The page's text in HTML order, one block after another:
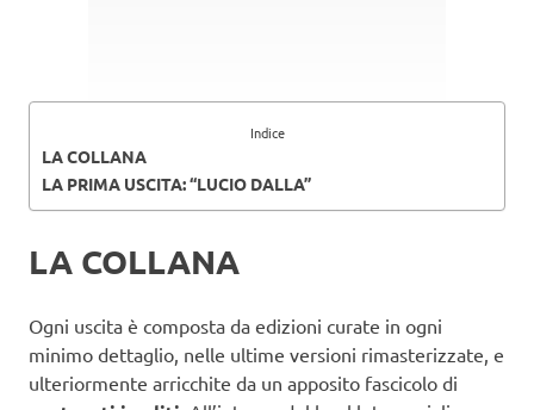
Indice
LA COLLANA
LA PRIMA USCITA: “LUCIO DALLA”
LA COLLANA
Ogni uscita è composta da edizioni curate in ogni
minimo dettaglio, nelle ultime versioni rimasterizzate, e
ulteriormente arricchite da un apposito fascicolo di